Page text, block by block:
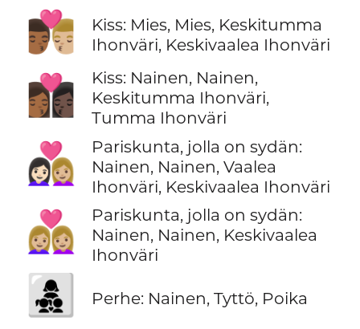
👨🏾‍❤️‍💋‍👨🏼
Kiss: Mies, Mies, Keskitumma
Ihonväri, Keskivaalea Ihonväri
👩🏾‍❤️‍💋‍👩🏿
Kiss: Nainen, Nainen,
Keskitumma Ihonväri,
Tumma Ihonväri
👩🏻‍❤️‍👩🏼
Pariskunta, jolla on sydän:
Nainen, Nainen, Vaalea
Ihonväri, Keskivaalea Ihonväri
👩🏼‍❤️‍👩🏼
Pariskunta, jolla on sydän:
Nainen, Nainen, Keskivaalea
Ihonväri
👩‍👧‍👦 Perhe: Nainen, Tyttö, Poika